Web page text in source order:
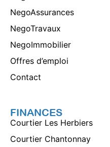
NegoAssurances
NegoTravaux
NegoImmobilier
Offres d’emploi
Contact
FINANCES
Courtier Les Herbiers
Courtier Chantonnay